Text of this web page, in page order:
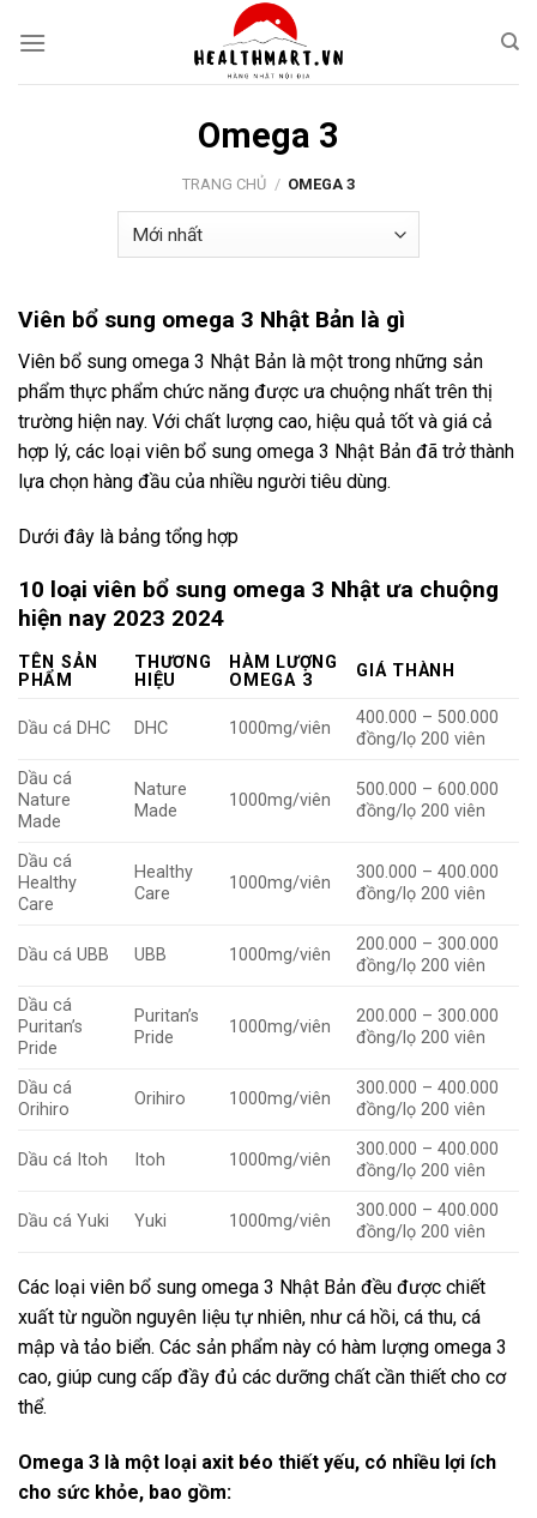
Omega 3
TRANG CHỦ / OMEGA 3
Viên bổ sung omega 3 Nhật Bản là gì
Viên bổ sung omega 3 Nhật Bản là một trong những sản
phẩm thực phẩm chức năng được ưa chuộng nhất trên thị
trường hiện nay. Với chất lượng cao, hiệu quả tốt và giá cả
hợp lý, các loại viên bổ sung omega 3 Nhật Bản đã trở thành
lựa chọn hàng đầu của nhiều người tiêu dùng.
Dưới đây là bảng tổng hợp
10 loại viên bổ sung omega 3 Nhật ưa chuộng
hiện nay 2023 2024
TÊN SẢN
PHẨM
THƯƠNG
HIỆU
HÀM LƯỢNG
OMEGA 3
GIÁ THÀNH
Dầu cá DHC DHC 1000mg/viên
400.000 – 500.000
đồng/lọ 200 viên
Dầu cá
Nature
Made
Nature
Made
1000mg/viên
500.000 – 600.000
đồng/lọ 200 viên
Dầu cá
Healthy
Care
Healthy
Care
1000mg/viên
300.000 – 400.000
đồng/lọ 200 viên
Dầu cá UBB UBB 1000mg/viên
200.000 – 300.000
đồng/lọ 200 viên
Dầu cá
Puritan’s
Pride
Puritan’s
Pride
1000mg/viên
200.000 – 300.000
đồng/lọ 200 viên
Dầu cá
Orihiro
Orihiro 1000mg/viên
300.000 – 400.000
đồng/lọ 200 viên
Dầu cá Itoh Itoh 1000mg/viên
300.000 – 400.000
đồng/lọ 200 viên
Dầu cá Yuki Yuki 1000mg/viên
300.000 – 400.000
đồng/lọ 200 viên
Các loại viên bổ sung omega 3 Nhật Bản đều được chiết
xuất từ nguồn nguyên liệu tự nhiên, như cá hồi, cá thu, cá
mập và tảo biển. Các sản phẩm này có hàm lượng omega 3
cao, giúp cung cấp đầy đủ các dưỡng chất cần thiết cho cơ
thể.
Omega 3 là một loại axit béo thiết yếu, có nhiều lợi ích
cho sức khỏe, bao gồm: